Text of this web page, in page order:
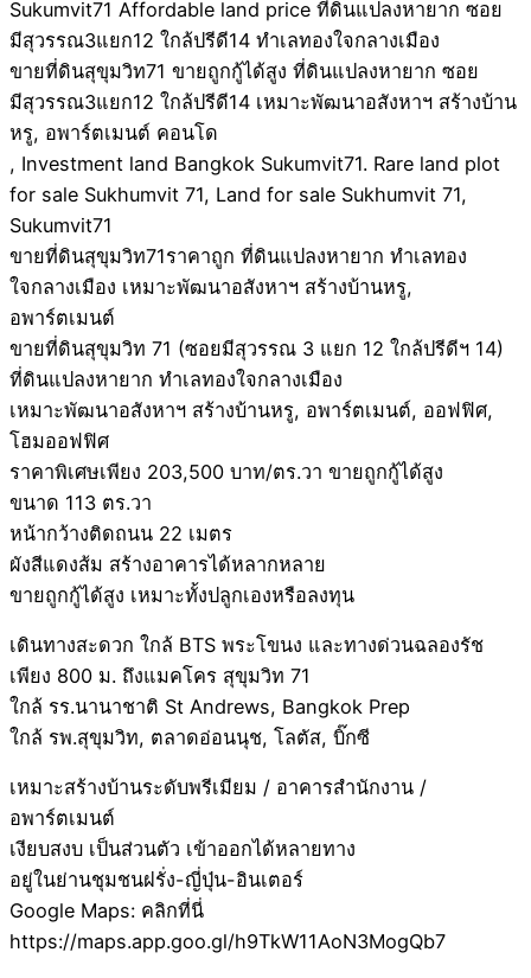
Sukumvit71 Affordable land price ที่ดินแปลงหายาก ซอย
มีสุวรรณ3แยก12 ใกล้ปรีดี14 ทำเลทองใจกลางเมือง
ขายที่ดินสุขุมวิท71 ขายถูกกู้ได้สูง ที่ดินแปลงหายาก ซอย
มีสุวรรณ3แยก12 ใกล้ปรีดี14 เหมาะพัฒนาอสังหาฯ สร้างบ้าน
หรู, อพาร์ตเมนต์ คอนโด
, Investment land Bangkok Sukumvit71. Rare land plot
for sale Sukhumvit 71, Land for sale Sukhumvit 71,
Sukumvit71
ขายที่ดินสุขุมวิท71ราคาถูก ที่ดินแปลงหายาก ทำเลทอง
ใจกลางเมือง เหมาะพัฒนาอสังหาฯ สร้างบ้านหรู,
อพาร์ตเมนต์
ขายที่ดินสุขุมวิท 71 (ซอยมีสุวรรณ 3 แยก 12 ใกล้ปรีดีฯ 14)
ที่ดินแปลงหายาก ทำเลทองใจกลางเมือง
เหมาะพัฒนาอสังหาฯ สร้างบ้านหรู, อพาร์ตเมนต์, ออฟฟิศ,
โฮมออฟฟิศ
ราคาพิเศษเพียง 203,500 บาท/ตร.วา ขายถูกกู้ได้สูง
ขนาด 113 ตร.วา
หน้ากว้างติดถนน 22 เมตร
ผังสีแดงส้ม สร้างอาคารได้หลากหลาย
ขายถูกกู้ได้สูง เหมาะทั้งปลูกเองหรือลงทุน
เดินทางสะดวก ใกล้ BTS พระโขนง และทางด่วนฉลองรัช
เพียง 800 ม. ถึงแมคโคร สุขุมวิท 71
ใกล้ รร.นานาชาติ St Andrews, Bangkok Prep
ใกล้ รพ.สุขุมวิท, ตลาดอ่อนนุช, โลตัส, บิ๊กซี
เหมาะสร้างบ้านระดับพรีเมียม / อาคารสำนักงาน /
อพาร์ตเมนต์
เงียบสงบ เป็นส่วนตัว เข้าออกได้หลายทาง
อยู่ในย่านชุมชนฝรั่ง-ญี่ปุ่น-อินเตอร์
Google Maps: คลิกที่นี่
https://maps.app.goo.gl/h9TkW11AoN3MogQb7